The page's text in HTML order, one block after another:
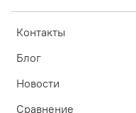
Контакты
Блог
Новости
Сравнение